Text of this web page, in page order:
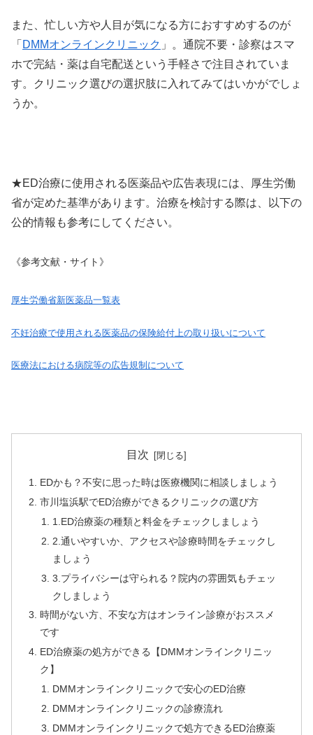
また、忙しい方や人目が気になる方におすすめするのが
「 DMMオンラインクリニック 」。通院不要・診察はスマ
ホで完結・薬は自宅配送という手軽さで注目されていま
す。クリニック選びの選択肢に入れてみてはいかがでしょ
うか。
★ED治療に使用される医薬品や広告表現には、厚生労働
省が定めた基準があります。治療を検討する際は、以下の
公的情報も参考にしてください。
《参考文献・サイト》
厚生労働省新医薬品一覧表
不妊治療で使用される医薬品の保険給付上の取り扱いについて
医療法における病院等の広告規制について
目次
EDかも？不安に思った時は医療機関に相談しましょう
市川塩浜駅でED治療ができるクリニックの選び方
1.ED治療薬の種類と料金をチェックしましょう
2.通いやすいか、アクセスや診療時間をチェックし
ましょう
3.プライバシーは守られる？院内の雰囲気もチェッ
クしましょう
時間がない方、不安な方はオンライン診療がおススメ
です
ED治療薬の処方ができる【DMMオンラインクリニッ
ク】
DMMオンラインクリニックで安心のED治療
DMMオンラインクリニックの診療流れ
DMMオンラインクリニックで処方できるED治療薬